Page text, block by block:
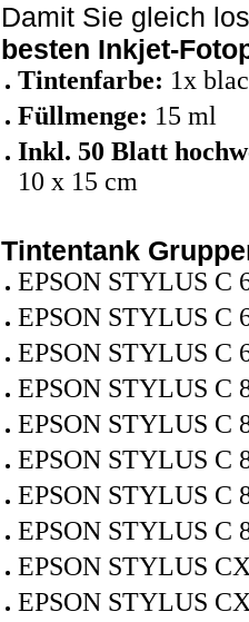
Damit Sie gleich
besten Inkjet-
Tintenfarbe: 1x
Füllmenge: 15 ml
Inkl. 50 Blatt
10 x 15 cm
Tintentank
EPSON STYLUS C
EPSON STYLUS C
EPSON STYLUS C
EPSON STYLUS C
EPSON STYLUS C
EPSON STYLUS C
EPSON STYLUS C
EPSON STYLUS C
EPSON STYLUS
EPSON STYLUS